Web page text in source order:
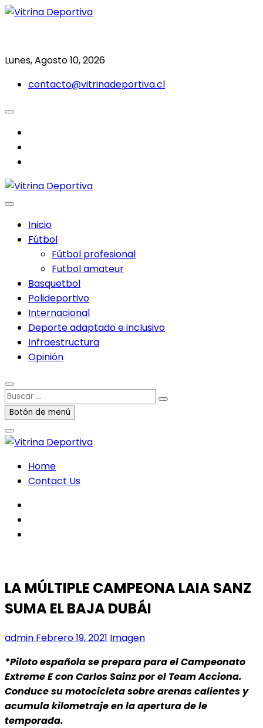
Saltar
Lunes, Agosto 10, 2026
contacto@vitrinadeportiva.cl
Inicio
Fútbol
Fútbol profesional
Futbol amateur
Basquetbol
Polideportivo
Internacional
Deporte adaptado e inclusivo
Infraestructura
Opinión
Buscar
…Botón de menú
Home
Contact Us
LA MÚLTIPLE CAMPEONA LAIA SANZ
SUMA EL BAJA DUBÁI
admin Febrero 19, 2021 Imagen
*Piloto española se prepara para el Campeonato
Extreme E con Carlos Sainz por el Team Acciona.
Conduce su motocicleta sobre arenas calientes y
acumula kilometraje en la apertura de le
temporada.